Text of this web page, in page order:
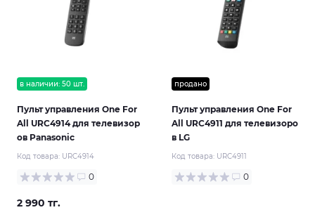
в наличии: 50 шт.
Пульт управления One For
All URC4914 для телевизор
ов Panasonic
Код товара: URC4914
0
2 990 тг.
продано
Пульт управления One For
All URC4911 для телевизоро
в LG
Код товара: URC4911
0